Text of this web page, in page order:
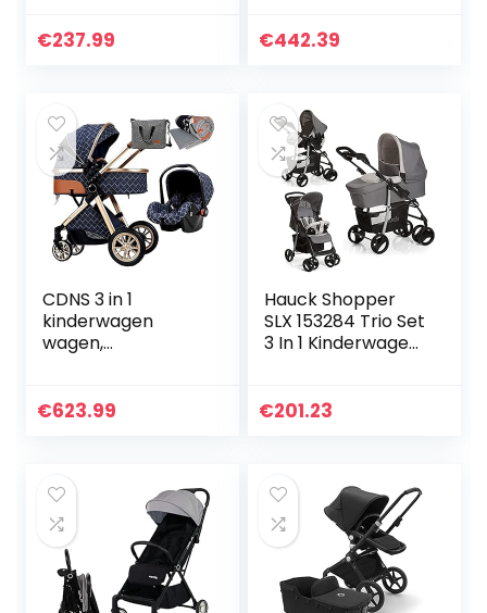
Aluminium Frame
€237.99
kinderwagen, anti-
€442.39
CDNS 3 in 1
kinderwagen
wagen,
kinderwagen
kinderwagen…
€623.99
Hauck Shopper
SLX 153284 Trio Set
3 In 1 Kinderwagen,
€201.23